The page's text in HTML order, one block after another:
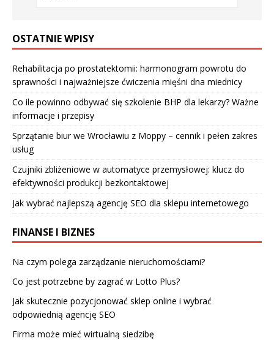
OSTATNIE WPISY
Rehabilitacja po prostatektomii: harmonogram powrotu do
sprawności i najważniejsze ćwiczenia mięśni dna miednicy
Co ile powinno odbywać się szkolenie BHP dla lekarzy? Ważne
informacje i przepisy
Sprzątanie biur we Wrocławiu z Moppy – cennik i pełen zakres
usług
Czujniki zbliżeniowe w automatyce przemysłowej: klucz do
efektywności produkcji bezkontaktowej
Jak wybrać najlepszą agencję SEO dla sklepu internetowego
FINANSE I BIZNES
Na czym polega zarządzanie nieruchomościami?
Co jest potrzebne by zagrać w Lotto Plus?
Jak skutecznie pozycjonować sklep online i wybrać
odpowiednią agencję SEO
Firma może mieć wirtualną siedzibę